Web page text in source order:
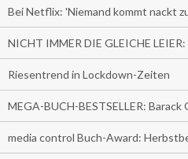
Bei Netflix: 'Niemand kommt nackt
NICHT IMMER DIE GLEICHE
Riesentrend in Lockdown-Zeiten
MEGA-BUCH-BESTSELLER:
media control Buch-Award: